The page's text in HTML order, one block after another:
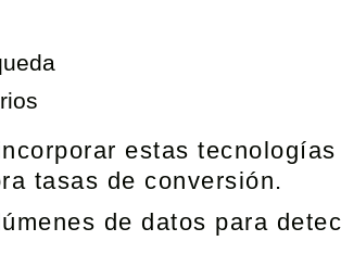
estas
tasas de conversión.
de datos para